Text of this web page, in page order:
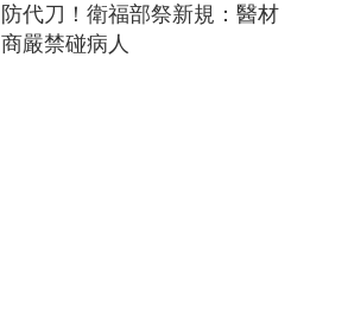
防代刀！衛福部祭新規：醫材
商嚴禁碰病人